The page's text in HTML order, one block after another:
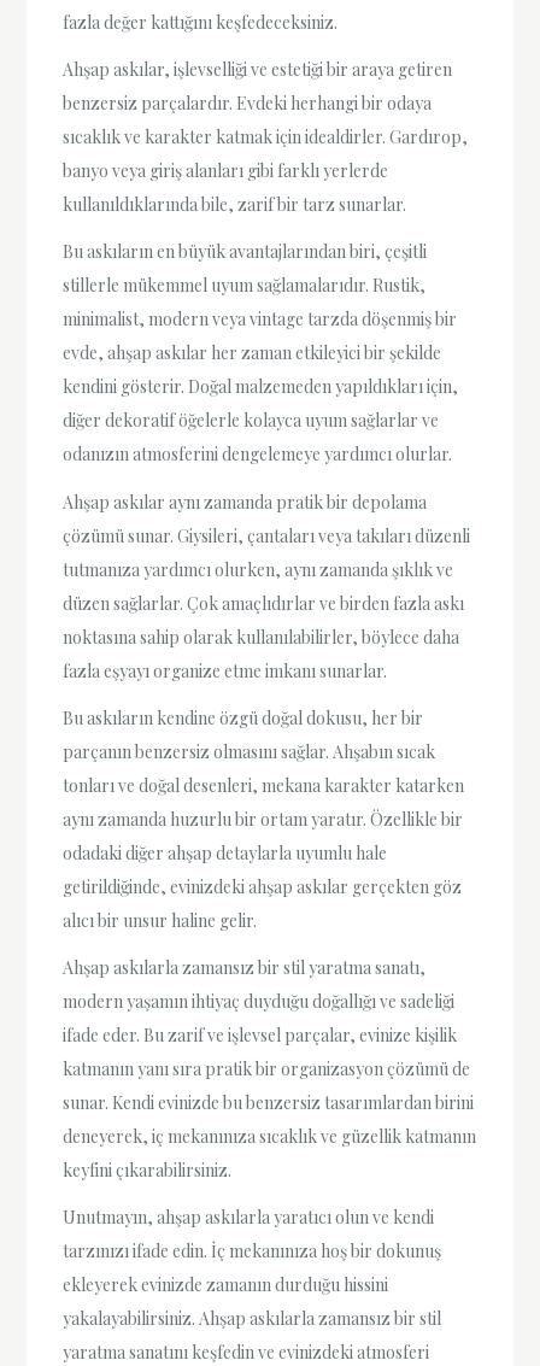
fazla değer kattığını keşfedeceksiniz.
Ahşap askılar, işlevselliği ve estetiği bir araya getiren
benzersiz parçalardır. Evdeki herhangi bir odaya
sıcaklık ve karakter katmak için idealdirler. Gardırop,
banyo veya giriş alanları gibi farklı yerlerde
kullanıldıklarında bile, zarif bir tarz sunarlar.
Bu askıların en büyük avantajlarından biri, çeşitli
stillerle mükemmel uyum sağlamalarıdır. Rustik,
minimalist, modern veya vintage tarzda döşenmiş bir
evde, ahşap askılar her zaman etkileyici bir şekilde
kendini gösterir. Doğal malzemeden yapıldıkları için,
diğer dekoratif öğelerle kolayca uyum sağlarlar ve
odanızın atmosferini dengelemeye yardımcı olurlar.
Ahşap askılar aynı zamanda pratik bir depolama
çözümü sunar. Giysileri, çantaları veya takıları düzenli
tutmanıza yardımcı olurken, aynı zamanda şıklık ve
düzen sağlarlar. Çok amaçlıdırlar ve birden fazla askı
noktasına sahip olarak kullanılabilirler, böylece daha
fazla eşyayı organize etme imkanı sunarlar.
Bu askıların kendine özgü doğal dokusu, her bir
parçanın benzersiz olmasını sağlar. Ahşabın sıcak
tonları ve doğal desenleri, mekana karakter katarken
aynı zamanda huzurlu bir ortam yaratır. Özellikle bir
odadaki diğer ahşap detaylarla uyumlu hale
getirildiğinde, evinizdeki ahşap askılar gerçekten göz
alıcı bir unsur haline gelir.
Ahşap askılarla zamansız bir stil yaratma sanatı,
modern yaşamın ihtiyaç duyduğu doğallığı ve sadeliği
ifade eder. Bu zarif ve işlevsel parçalar, evinize kişilik
katmanın yanı sıra pratik bir organizasyon çözümü de
sunar. Kendi evinizde bu benzersiz tasarımlardan birini
deneyerek, iç mekanınıza sıcaklık ve güzellik katmanın
keyfini çıkarabilirsiniz.
Unutmayın, ahşap askılarla yaratıcı olun ve kendi
tarzınızı ifade edin. İç mekanınıza hoş bir dokunuş
ekleyerek evinizde zamanın durduğu hissini
yakalayabilirsiniz. Ahşap askılarla zamansız bir stil
yaratma sanatını keşfedin ve evinizdeki atmosferi